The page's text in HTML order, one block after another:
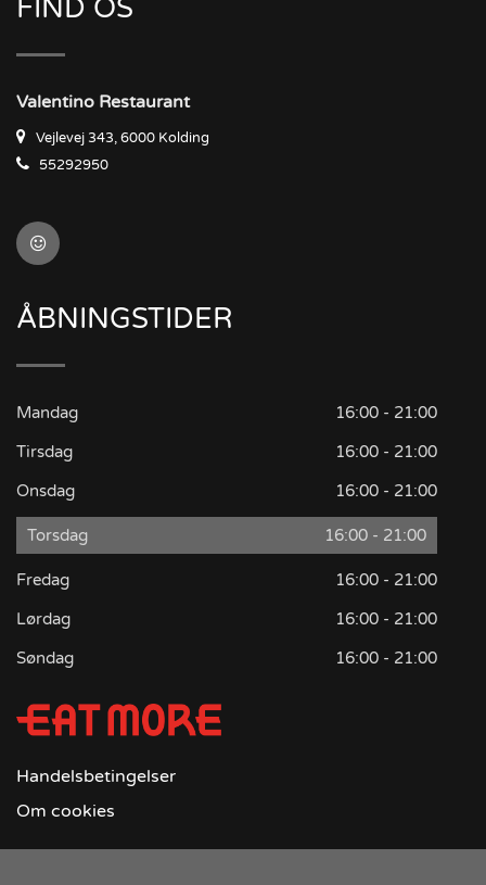
FIND OS
Valentino Restaurant
Vejlevej 343, 6000 Kolding
55292950
ÅBNINGSTIDER
Mandag
16:00 - 21:00
Tirsdag
16:00 - 21:00
Onsdag
16:00 - 21:00
Torsdag 16:00 - 21:00
Fredag
16:00 - 21:00
Lørdag
16:00 - 21:00
Søndag
16:00 - 21:00
Handelsbetingelser
Om cookies